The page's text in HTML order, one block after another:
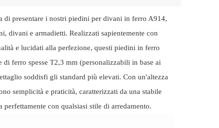
di presentare i nostri piedini per divani in ferro A914,
divani e armadietti. Realizzati sapientemente con
e lucidati alla perfezione, questi piedini in ferro
ferro spesse T2,3 mm (personalizzabili in base ai
soddisfi gli standard più elevati. Con un'altezza
semplicità e praticità, caratterizzati da una stabile
perfettamente con qualsiasi stile di arredamento.